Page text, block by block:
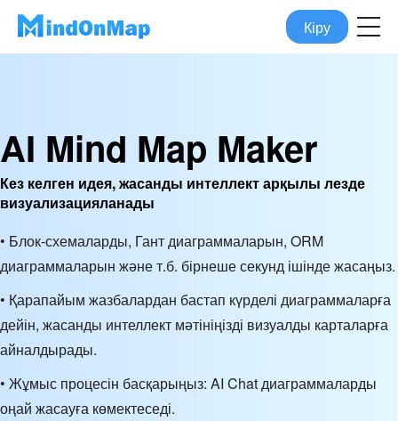
Кіру
AI Mind Map Maker
Кез келген идея, жасанды интеллект арқылы лезде
визуализацияланады
• Блок-схемаларды, Гант диаграммаларын, ORM
диаграммаларын және т.б. бірнеше секунд ішінде жасаңыз.
• Қарапайым жазбалардан бастап күрделі диаграммаларға
дейін, жасанды интеллект мәтініңізді визуалды карталарға
айналдырады.
• Жұмыс процесін басқарыңыз: AI Chat диаграммаларды
оңай жасауға көмектеседі.